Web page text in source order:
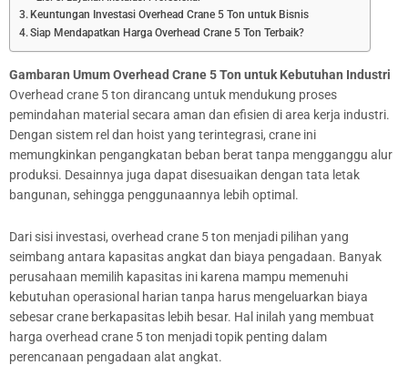
Keuntungan Investasi Overhead Crane 5 Ton untuk Bisnis
Siap Mendapatkan Harga Overhead Crane 5 Ton Terbaik?
Gambaran Umum Overhead Crane 5 Ton untuk Kebutuhan Industri
Overhead crane 5 ton dirancang untuk mendukung proses
pemindahan material secara aman dan efisien di area kerja industri.
Dengan sistem rel dan hoist yang terintegrasi, crane ini
memungkinkan pengangkatan beban berat tanpa mengganggu alur
produksi. Desainnya juga dapat disesuaikan dengan tata letak
bangunan, sehingga penggunaannya lebih optimal.
Dari sisi investasi, overhead crane 5 ton menjadi pilihan yang
seimbang antara kapasitas angkat dan biaya pengadaan. Banyak
perusahaan memilih kapasitas ini karena mampu memenuhi
kebutuhan operasional harian tanpa harus mengeluarkan biaya
sebesar crane berkapasitas lebih besar. Hal inilah yang membuat
harga overhead crane 5 ton menjadi topik penting dalam
perencanaan pengadaan alat angkat.